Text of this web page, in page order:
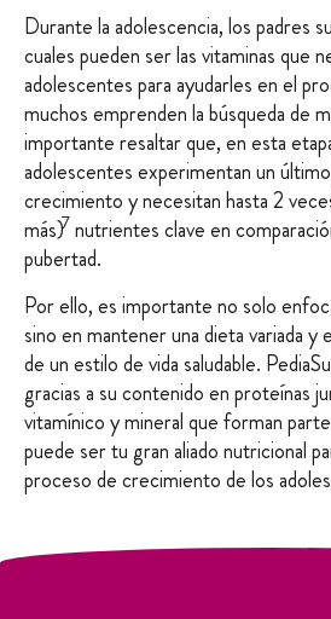
Durante la adolescencia, los padres
cuales pueden ser las vitaminas que
adolescentes para ayudarles en el
muchos emprenden la búsqueda de
importante resaltar que, en esta
adolescentes experimentan un
crecimiento y necesitan hasta 2
más)7nutrientes clave en
pubertad.
Por ello, es importante no solo
sino en mantener una dieta variada y
de un estilo de vida saludable.
gracias a su contenido en proteínas
vitamínico y mineral que forman
puede ser tu gran aliado nutricional
proceso de crecimiento de los